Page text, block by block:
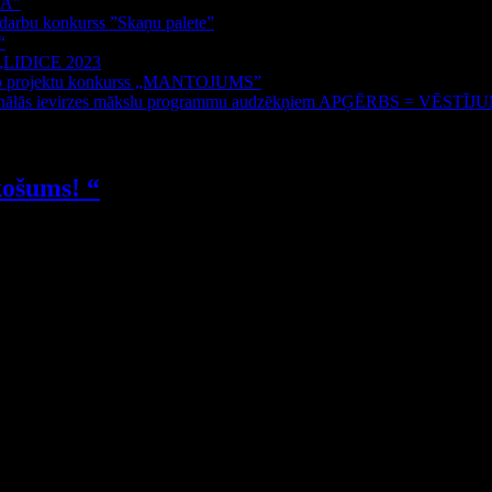
konkurss ”Skaņu palete”
2023
projektu konkurss „MANTOJUMS”
ievirzes mākslu programmu audzēkņiem APĢĒRBS =
“